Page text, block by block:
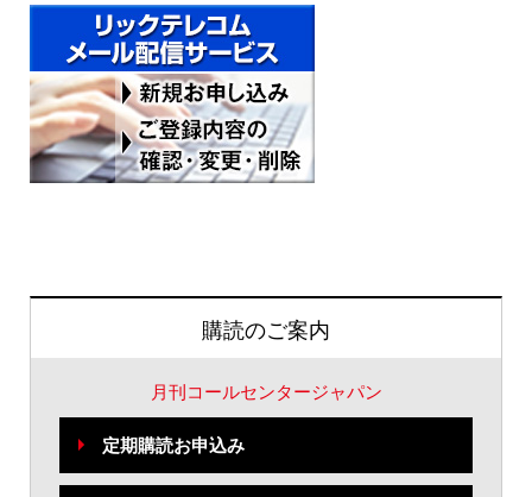
購読のご案内
月刊コールセンタージャパン
定期購読お申込み